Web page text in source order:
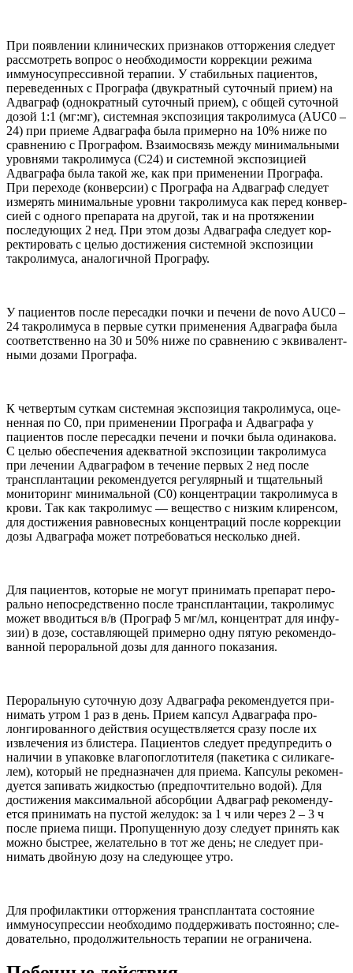
При появ­ле­нии кли­ни­че­ских при­зна­ков отторже­ния сле­дует
рас­смот­реть вопрос о необ­хо­димо­сти кор­рекции режима
имму­но­супрес­сив­ной терапии. У ста­биль­ных паци­ен­тов,
пере­ве­ден­ных с Прографа (дву­крат­ный суточ­ный прием) на
Адваграф (одно­крат­ный суточ­ный прием), с общей суточ­ной
дозой 1 :1 (мг:мг), систем­ная экс­по­зиция такро­лимуса (AUC0 –
24) при при­еме Адваграфа была при­мерно на 10% ниже по
срав­не­нию с Прографом. Вза­имо­связь между минималь­ными
уров­нями такро­лимуса (С24) и систем­ной экс­по­зицией
Адваграфа была такой же, как при при­ме­не­нии Прографа.
При пере­ходе (кон­вер­сии) с Прографа на Адваграф сле­дует
изме­рять минималь­ные уровни такро­лимуса как перед кон­вер­
сией с одного препа­рата на дру­гой, так и на про­тяже­нии
после­дующих 2 нед. При этом дозы Адваграфа сле­дует кор­
рек­ти­ро­вать с целью достиже­ния систем­ной экс­по­зиции
такро­лимуса, ана­логич­ной Прографу.
У паци­ен­тов после пере­садки почки и печени de novo AUC0 –
24 такро­лимуса в пер­вые сутки при­ме­не­ния Адваграфа была
соот­вет­ственно на 30 и 50% ниже по срав­не­нию с экви­ва­лент­
ными дозами Прографа.
К чет­вер­тым сут­кам систем­ная экс­по­зиция такро­лимуса, оце­
нен­ная по С0, при при­ме­не­нии Прографа и Адваграфа у
паци­ен­тов после пере­садки печени и почки была оди­на­кова.
С целью обес­пе­че­ния адек­ват­ной экс­по­зиции такро­лимуса
при лече­нии Адваграфом в тече­ние пер­вых 2 нед после
трансплан­тации рекомен­ду­ется регу­ляр­ный и тща­тель­ный
мони­то­ринг минималь­ной (С0) концен­трации такро­лимуса в
крови. Так как такро­лимус — веще­ство с низ­ким кли­рен­сом,
для достиже­ния рав­но­вес­ных концен­траций после кор­рекции
дозы Адваграфа может потре­бо­ваться несколько дней.
Для паци­ен­тов, кото­рые не могут при­нимать препа­рат перо­
рально непо­сред­ственно после трансплан­тации, такро­лимус
может вво­диться в/​в (Програф 5 мг/​мл, концен­трат для инфу­
зии) в дозе, состав­ляющей при­мерно одну пятую рекомен­до­
ван­ной перо­раль­ной дозы для дан­ного показания.
Перо­раль­ную суточ­ную дозу Адваграфа рекомен­ду­ется при­
нимать утром 1 раз в день. Прием кап­сул Адваграфа про­
лонги­ро­ван­ного действия осуществ­ля­ется сразу после их
извле­че­ния из бли­стера. Паци­ен­тов сле­дует пре­дупре­дить о
нали­чии в упа­ковке влагопогло­ти­теля (паке­тика с сили­каге­
лем), кото­рый не пред­на­зна­чен для при­ема. Кап­сулы рекомен­
ду­ется запи­вать жид­ко­стью (предпо­чти­тельно водой). Для
достиже­ния мак­сималь­ной абсорбции Адваграф рекомен­ду­
ется при­нимать на пустой желу­док: за 1 ч или через 2 – 3 ч
после при­ема пищи. Про­пущен­ную дозу сле­дует при­нять как
можно быст­рее, жела­тельно в тот же день; не сле­дует при­
нимать двой­ную дозу на сле­дующее утро.
Для профи­лак­тики отторже­ния трансплан­тата состо­я­ние
имму­но­супрес­сии необ­хо­димо под­держи­вать посто­янно; сле­
до­ва­тельно, про­должи­тель­ность терапии не ограничена.